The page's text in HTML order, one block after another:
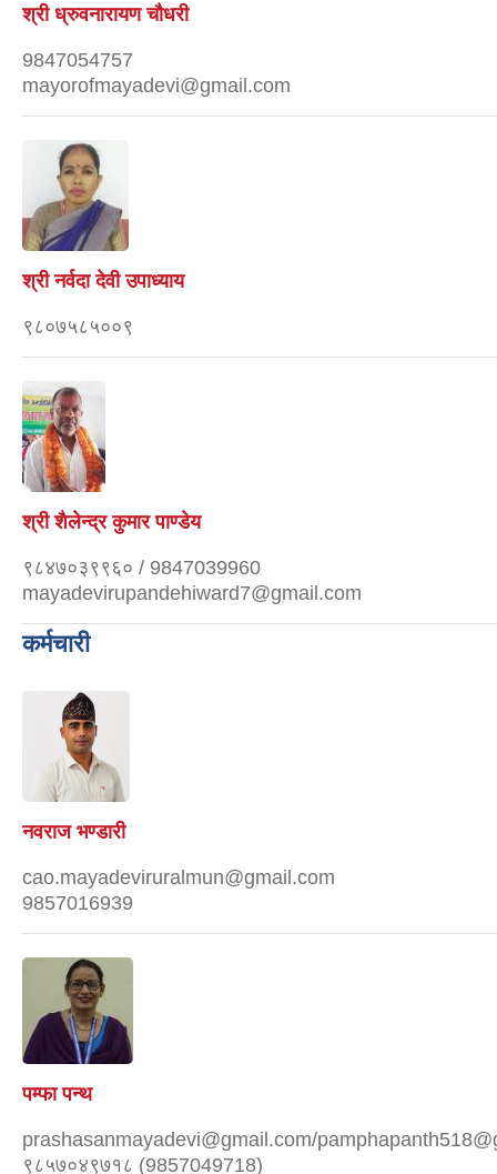
श्री ध्रुवनारायण चौधरी
9847054757
mayorofmayadevi@gmail.com
श्री नर्वदा देवी उपाध्याय
९८०७५८५००९
श्री शैलेन्द्र कुमार पाण्डेय
९८४७०३९९६० / 9847039960
mayadevirupandehiward7@gmail.com
कर्मचारी
नवराज भण्डारी
cao.mayadeviruralmun@gmail.com
9857016939
पम्फा पन्थ
prashasanmayadevi@gmail.com/
९८५७०४९७१८ (9857049718)